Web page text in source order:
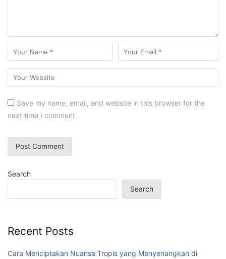
Save my name, email, and website in this browser for the
next time I comment.
Search
Search
Recent Posts
Cara Menciptakan Nuansa Tropis yang Menyenangkan di